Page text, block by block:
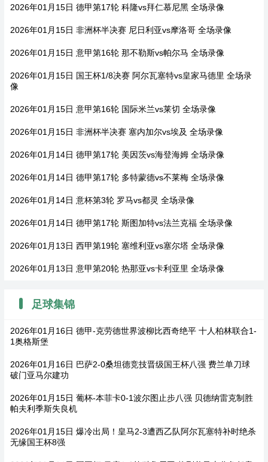
2026年01月15日 德甲第17轮 科隆vs拜仁慕尼黑 全场录像
2026年01月15日 非洲杯半决赛 尼日利亚vs摩洛哥 全场录像
2026年01月15日 意甲第16轮 那不勒斯vs帕尔马 全场录像
2026年01月15日 国王杯1/8决赛 阿尔瓦塞特vs皇家马德里 全场录
像
2026年01月15日 意甲第16轮 国际米兰vs莱切 全场录像
2026年01月15日 非洲杯半决赛 塞内加尔vs埃及 全场录像
2026年01月14日 德甲第17轮 美因茨vs海登海姆 全场录像
2026年01月14日 德甲第17轮 多特蒙德vs不莱梅 全场录像
2026年01月14日 意杯第3轮 罗马vs都灵 全场录像
2026年01月14日 德甲第17轮 斯图加特vs法兰克福 全场录像
2026年01月13日 西甲第19轮 塞维利亚vs塞尔塔 全场录像
2026年01月13日 意甲第20轮 热那亚vs卡利亚里 全场录像
足球集锦
2026年01月16日 德甲-克劳德世界波柳比西奇绝平 十人柏林联合1-
1奥格斯堡
2026年01月16日 巴萨2-0桑坦德竞技晋级国王杯八强 费兰单刀球
破门亚马尔建功
2026年01月15日 葡杯-本菲卡0-1波尔图止步八强 贝德纳雷克制胜
帕夫利季斯失良机
2026年01月15日 爆冷出局！皇马2-3遭西乙队阿尔瓦塞特补时绝杀
无缘国王杯8强